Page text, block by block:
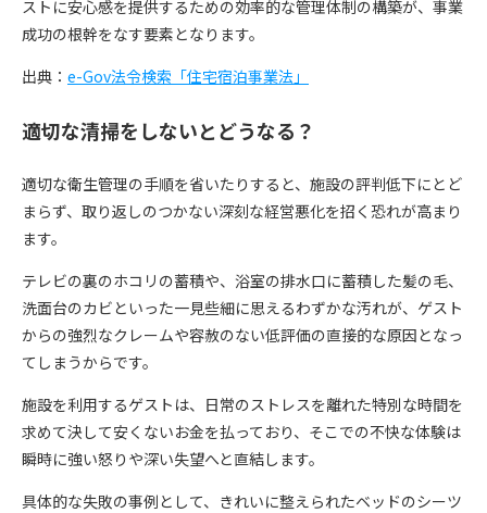
ストに安心感を提供するための効率的な管理体制の構築が、事業
成功の根幹をなす要素となります。
出典： e-Gov法令検索「住宅宿泊事業法」
適切な清掃をしないとどうなる？
適切な衛生管理の手順を省いたりすると、施設の評判低下にとど
まらず、取り返しのつかない深刻な経営悪化を招く恐れが高まり
ます。
テレビの裏のホコリの蓄積や、浴室の排水口に蓄積した髪の毛、
洗面台のカビといった一見些細に思えるわずかな汚れが、ゲスト
からの強烈なクレームや容赦のない低評価の直接的な原因となっ
てしまうからです。
施設を利用するゲストは、日常のストレスを離れた特別な時間を
求めて決して安くないお金を払っており、そこでの不快な体験は
瞬時に強い怒りや深い失望へと直結します。
具体的な失敗の事例として、きれいに整えられたベッドのシーツ